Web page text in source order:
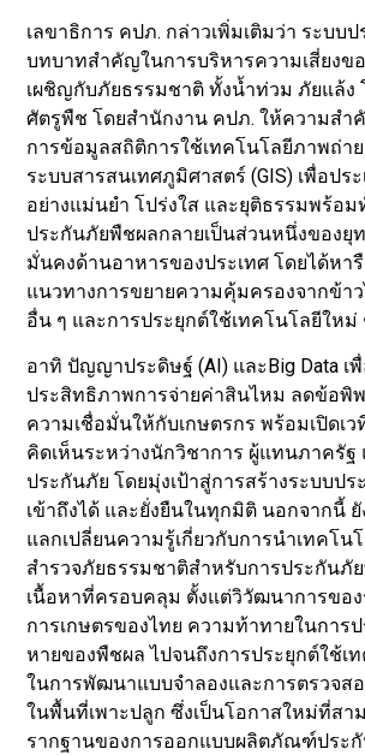
เลขาธิการ คปภ. กล่าวเพิ่มเติมว่า ระบบ
บทบาทสำคัญในการบริหารความเสี่ยงข
เผชิญกับภัยธรรมชาติ ทั้งน้ำท่วม ภัยแล้ง
ศัตรูพืช โดยสำนักงาน คปภ. ให้ความส
การข้อมูลสถิติการใช้เทคโนโลยีภาพถ่าย
ระบบสารสนเทศภูมิศาสตร์ (GIS) เพื่อปร
อย่างแม่นยำ โปร่งใส และยุติธรรมพร้อ
ประกันภัยพืชผลกลายเป็นส่วนหนึ่งของยุ
มั่นคงด้านอาหารของประเทศ โดยได้หา
แนวทางการขยายความคุ้มครองจากข้า
อื่น ๆ และการประยุกต์ใช้เทคโนโลยีใหม่
อาทิ ปัญญาประดิษฐ์ (AI) และBig Data เพื่
ประสิทธิภาพการจ่ายค่าสินไหม ลดข้อพิ
ความเชื่อมั่นให้กับเกษตรกร พร้อมเปิดเ
คิดเห็นระหว่างนักวิชาการ ผู้แทนภาครัฐ
ประกันภัย โดยมุ่งเป้าสู่การสร้างระบบป
เข้าถึงได้ และยั่งยืนในทุกมิติ นอกจากนี้
แลกเปลี่ยนความรู้เกี่ยวกับการนำเทคโน
สำรวจภัยธรรมชาติสำหรับการประกันภั
เนื้อหาที่ครอบคลุม ตั้งแต่วิวัฒนาการขอ
การเกษตรของไทย ความท้าทายในการป
หายของพืชผล ไปจนถึงการประยุกต์ใช้เ
ในการพัฒนาแบบจำลองและการตรวจส
ในพื้นที่เพาะปลูก ซึ่งเป็นโอกาสใหม่ที่สา
รากฐานของการออกแบบผลิตภัณฑ์ประ